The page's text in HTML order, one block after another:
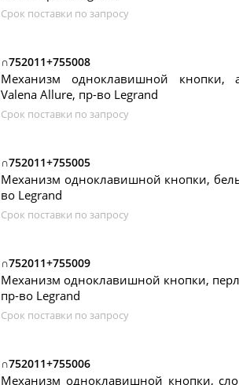
Срок поставки по запросу
∩752011+755008
Механизм одноклавишной кнопки,
Valena Allure, пр-во Legrand
Срок поставки по запросу
∩752011+755005
Механизм одноклавишной кнопки,
во Legrand
Срок поставки по запросу
∩752011+755009
Механизм одноклавишной кнопки,
пр-во Legrand
Срок поставки по запросу
∩752011+755006
Механизм одноклавишной кнопки,